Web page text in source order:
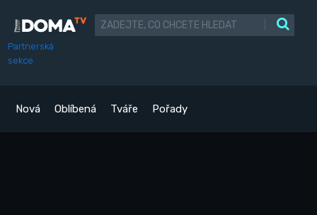
Partnerská
sekce
Nová Oblíbená Tváře Pořady